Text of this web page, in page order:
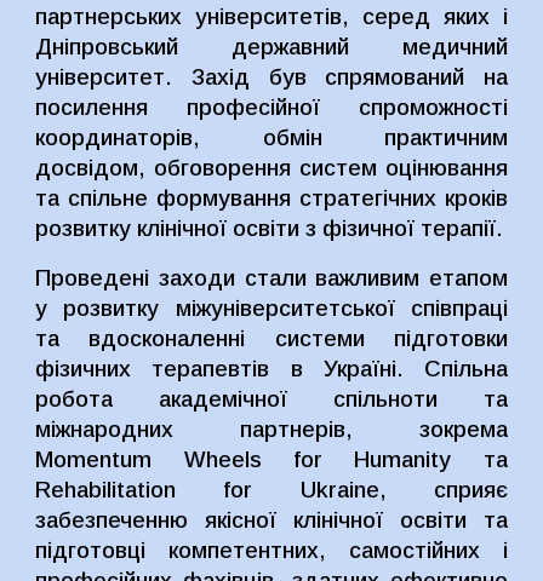
партнерських університетів, серед яких і
Дніпровський державний медичний
університет. Захід був спрямований на
посилення професійної спроможності
координаторів, обмін практичним
досвідом, обговорення систем оцінювання
та спільне формування стратегічних кроків
розвитку клінічної освіти з фізичної терапії.
Проведені заходи стали важливим етапом
у розвитку міжуніверситетської співпраці
та вдосконаленні системи підготовки
фізичних терапевтів в Україні. Спільна
робота академічної спільноти та
міжнародних партнерів, зокрема
Momentum Wheels for Humanity та
Rehabilitation for Ukraine, сприяє
забезпеченню якісної клінічної освіти та
підготовці компетентних, самостійних і